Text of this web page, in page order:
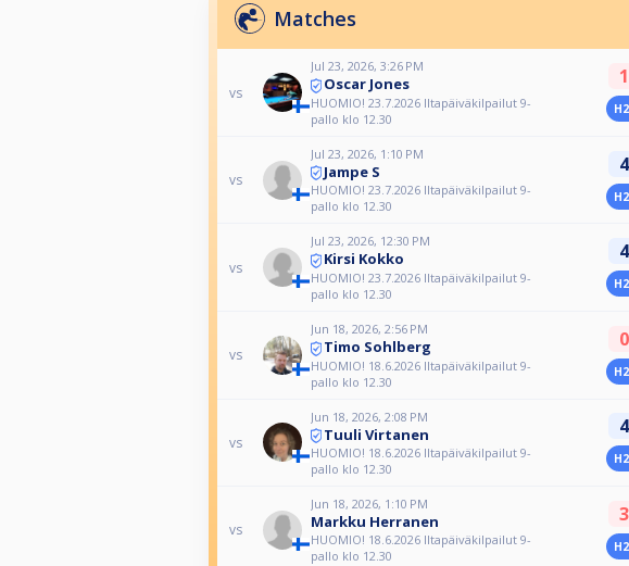
Matches
vs
Jul 23, 2026, 3:26 PM
Oscar Jones
HUOMIO! 23.7.2026 Iltapäiväkilpailut 9-
pallo klo 12.30
1
vs
Jul 23, 2026, 1:10 PM
Jampe S
HUOMIO! 23.7.2026 Iltapäiväkilpailut 9-
pallo klo 12.30
4
vs
Jul 23, 2026, 12:30 PM
Kirsi Kokko
HUOMIO! 23.7.2026 Iltapäiväkilpailut 9-
pallo klo 12.30
4
vs
Jun 18, 2026, 2:56 PM
Timo Sohlberg
HUOMIO! 18.6.2026 Iltapäiväkilpailut 9-
pallo klo 12.30
0
vs
Jun 18, 2026, 2:08 PM
Tuuli Virtanen
HUOMIO! 18.6.2026 Iltapäiväkilpailut 9-
pallo klo 12.30
4
vs
Jun 18, 2026, 1:10 PM
Markku Herranen
HUOMIO! 18.6.2026 Iltapäiväkilpailut 9-
pallo klo 12.30
3